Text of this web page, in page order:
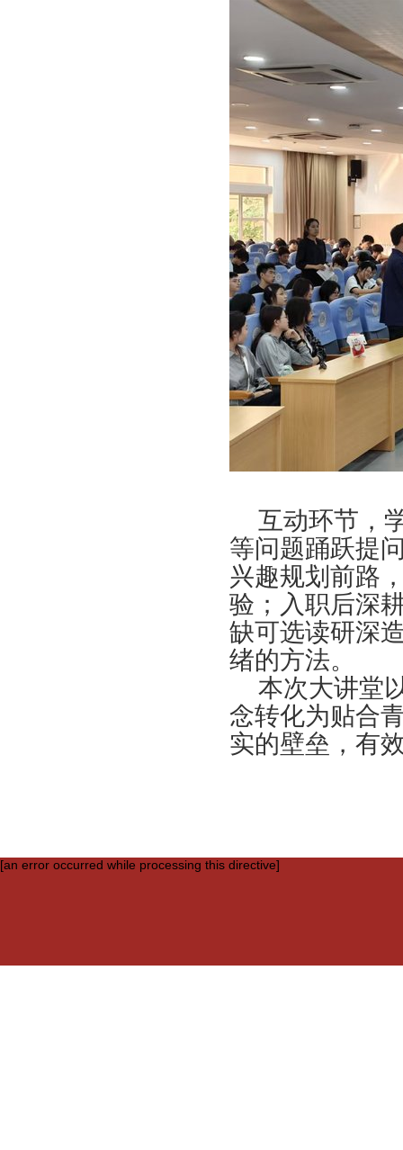
互动环节，
等问题踊跃提
兴趣规划前路
验；入职后深
缺可选读研深
绪的方法。
本次大讲堂
念转化为贴合
实的壁垒，有
[an error occurred while processing this directive]